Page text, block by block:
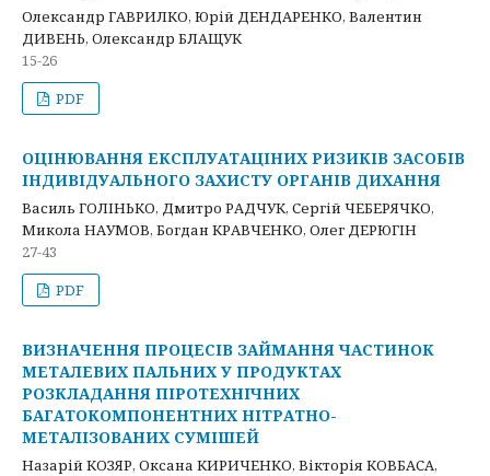
Олександр ГАВРИЛКО, Юрій ДЕНДАРЕНКО, Валентин
ДИВЕНЬ, Олександр БЛАЩУК
15-26
PDF
ОЦІНЮВАННЯ ЕКСПЛУАТАЦІНИХ РИЗИКІВ ЗАСОБІВ
ІНДИВІДУАЛЬНОГО ЗАХИСТУ ОРГАНІВ ДИХАННЯ
Василь ГОЛІНЬКО, Дмитро РАДЧУК, Сергій ЧЕБЕРЯЧКО,
Микола НАУМОВ, Богдан КРАВЧЕНКО, Олег ДЕРЮГІН
27-43
PDF
ВИЗНАЧЕННЯ ПРОЦЕСІВ ЗАЙМАННЯ ЧАСТИНОК
МЕТАЛЕВИХ ПАЛЬНИХ У ПРОДУКТАХ
РОЗКЛАДАННЯ ПІРОТЕХНІЧНИХ
БАГАТОКОМПОНЕНТНИХ НІТРАТНО-
МЕТАЛІЗОВАНИХ СУМІШЕЙ
Назарій КОЗЯР, Оксана КИРИЧЕНКО, Вікторія КОВБАСА,